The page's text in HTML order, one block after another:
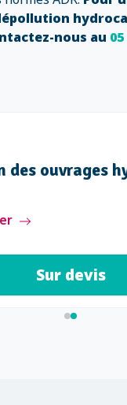
nous au
des ouvrages
Sur devis